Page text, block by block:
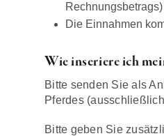
Rechnungsbetrags)
Die Einnahmen
Wie inseriere ich
Bitte senden Sie als
Pferdes
Bitte geben Sie